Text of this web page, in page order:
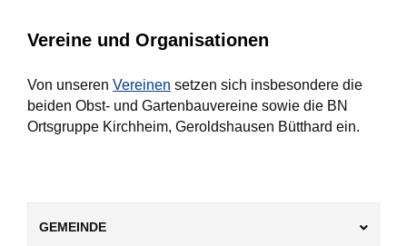
GEMEINDE
Vereine und Organisationen
Von unseren Vereinen setzen sich insbesondere die
beiden Obst- und Gartenbauvereine sowie die BN
Ortsgruppe Kirchheim, Geroldshausen Bütthard ein.